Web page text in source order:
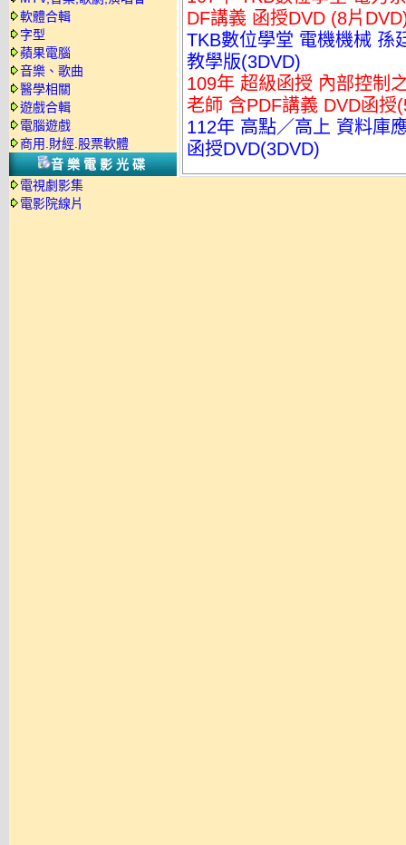
軟體合輯
字型
蘋果電腦
音樂、歌曲
醫學相關
遊戲合輯
電腦遊戲
商用.財經.股票軟體
音樂電影光碟
電視劇影集
電影院線片
DF講義 函授DVD (8片
TKB數位學堂 電機機械 孫
教學版(3DVD)
109年 超級函授 內部控制
老師 含PDF講義 DVD函授
112年 高點／高上 資料庫
函授DVD(3DVD)